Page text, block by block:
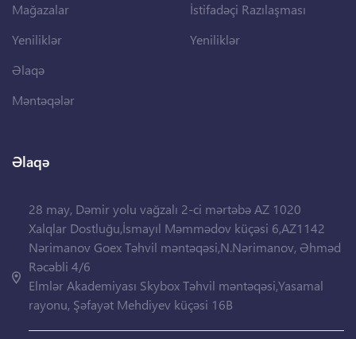
Mağazalar
Yeniliklər
Əlaqə
Məntəqələr
İstifadəçi Razılaşması
Yeniliklər
Əlaqə
28 may, Dəmir yolu vağzalı 2-ci mərtəbə AZ 1020
Xalqlar Dostluğu,İsmayıl Məmmədov küçəsi 6,AZ1142
Nərimanov Goex Təhvil məntəqəsi,N.Nərimanov, Əhməd
Rəcəbli 4/6
Elmlər Akademiyası Skybox Təhvil məntəqəsi,Yasamal
rayonu, Şəfayət Mehdiyev küçəsi 16B